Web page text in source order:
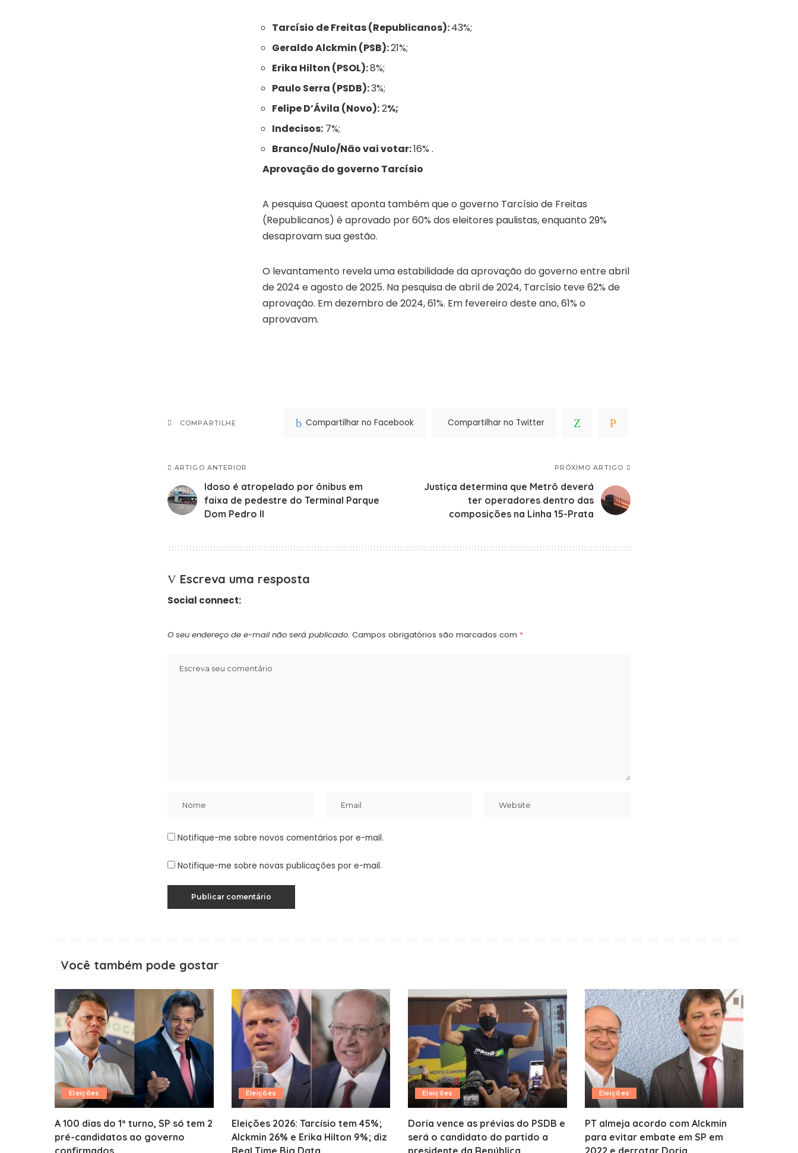
Tarcísio de Freitas (Republicanos):43%;
Geraldo Alckmin (PSB):21%;
Erika Hilton (PSOL):8%;
Paulo Serra (PSDB):3%;
Felipe D’Ávila (Novo):2%;
Indecisos: 7%;
Branco/Nulo/Não vai votar:16% .
Aprovação do governo Tarcísio
A pesquisa Quaest aponta também que o governo Tarcísio de Freitas
(Republicanos) é aprovado por 60% dos eleitores paulistas, enquanto 29%
desaprovam sua gestão.
O levantamento revela uma estabilidade da aprovação do governo entre abril
de 2024 e agosto de 2025. Na pesquisa de abril de 2024, Tarcísio teve 62% de
aprovação. Em dezembro de 2024, 61%. Em fevereiro deste ano, 61% o
aprovavam.
COMPARTILHE Compartilhar no Facebook Compartilhar no Twitter
ARTIGO ANTERIOR
Idoso é atropelado por ônibus em
faixa de pedestre do Terminal Parque
Dom Pedro II
PRÓXIMO ARTIGO
Justiça determina que Metrô deverá
ter operadores dentro das
composições na Linha 15-Prata
Escreva uma resposta
Social connect:
O seu endereço de e-mail não será publicado. Campos obrigatórios são marcados com *
Notifique-me sobre novos comentários por e-mail.
Notifique-me sobre novas publicações por e-mail.
Você também pode gostar
Eleições
A 100 dias do 1º turno, SP só tem 2
pré-candidatos ao governo
Eleições
Eleições 2026: Tarcísio tem 45%;
Alckmin 26% e Erika Hilton 9%; diz
Eleições
Doria vence as prévias do PSDB e
será o candidato do partido a
Eleições
PT almeja acordo com Alckmin
para evitar embate em SP em